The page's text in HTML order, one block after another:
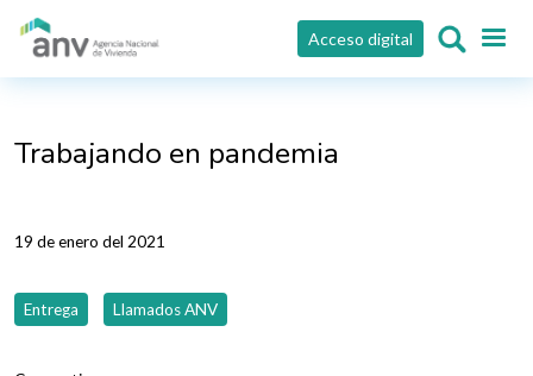
Pasar al contenido principal
Acceso digital
Trabajando en pandemia
19 de enero del 2021
Entrega Llamados ANV